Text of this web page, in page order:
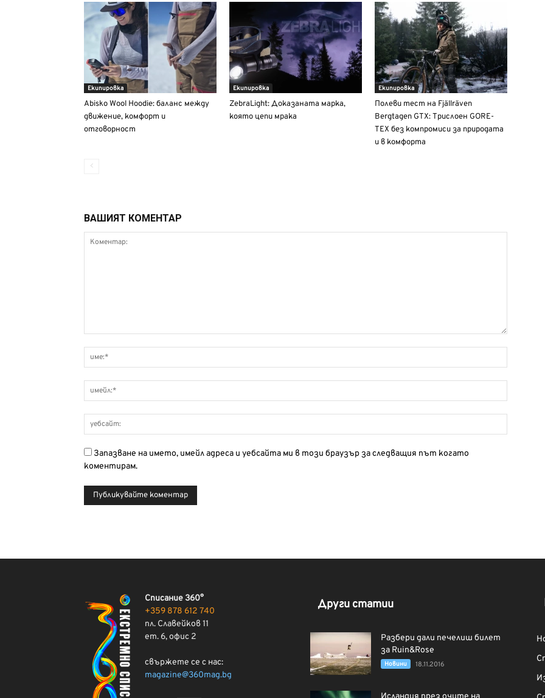
Екипировка
Abisko Wool Hoodie: баланс между
движение, комфорт и
отговорност
Екипировка
ZebraLight: Доказаната марка,
която цепи мрака
Екипировка
Полеви тест на Fjällräven
Bergtagen GTX: Трислоен GORE-
TEX без компромиси за природата
и в комфорта
ВАШИЯТ КОМЕНТАР
Запазване на името, имейл адреса и уебсайта ми в този браузър за следващия път когато
коментирам.
Списание 360°
+359 878 612 740
пл. Славейков 11
ет. 6, офис 2
свържете се с нас:
magazine@360mag.bg
Други статии
Разбери дали печелиш билет
за Ruin&Rose
Новини 18.11.2016